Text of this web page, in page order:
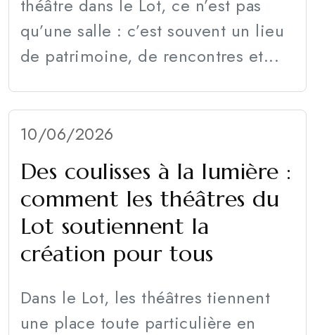
théâtre dans le Lot, ce n’est pas
qu’une salle : c’est souvent un lieu
de patrimoine, de rencontres et...
10/06/2026
Des coulisses à la lumière :
comment les théâtres du
Lot soutiennent la
création pour tous
Dans le Lot, les théâtres tiennent
une place toute particulière en